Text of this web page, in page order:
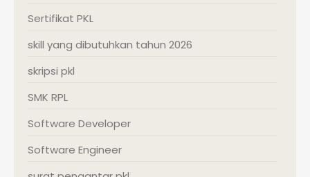
Sertifikat PKL
skill yang dibutuhkan tahun 2026
skripsi pkl
SMK RPL
Software Developer
Software Engineer